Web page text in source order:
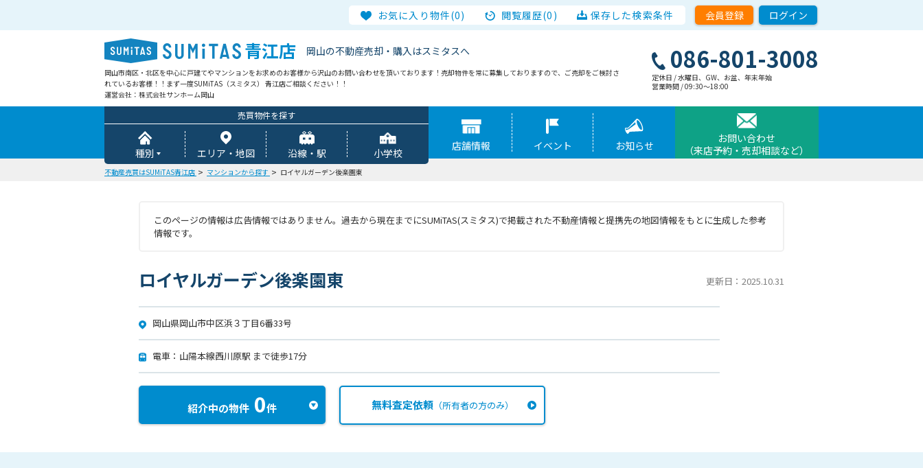
お気に入り物件(0) 閲覧履歴(0) 保存した検索条件 会員登録 ログイン
青江店 岡山の不動産売却・購入はスミタスへ
岡山市南区・北区を中心に戸建てやマンションをお求めのお客様から沢山のお問い合わせを頂いております！売却物件を常に募集しておりますので、ご売却をご検討さ
れているお客様！！まず一度SUMiTAS（スミタス） 青江店ご相談ください！！
運営会社：株式会社サンホーム岡山
086-801-3008
定休日 / 水曜日、GW、お盆、年末年始
営業時間 / 09:30〜18:00
売買物件を探す
種別 エリア・地図 沿線・駅 小学校
店舗情報 イベント お知らせ
お問い合わせ
（来店予約・売却相談など）
不動産売買はSUMiTAS青江店 マンションから探す ロイヤルガーデン後楽園東
このページの情報は広告情報ではありません。過去から現在までにSUMiTAS(スミタス)で掲載された不動産情報と提携先の地図情報をもとに生成した参考
情報です。
ロイヤルガーデン後楽園東 更新日：2025.10.31
岡山県岡山市中区浜３丁目6番33号
電車：山陽本線西川原駅 まで徒歩17分
紹介中の物件 0件 無料査定依頼（所有者の方のみ）